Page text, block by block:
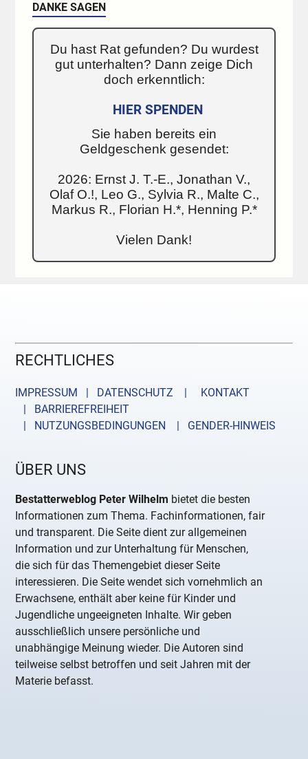
DANKE SAGEN
Du hast Rat gefunden? Du wurdest
gut unterhalten? Dann zeige Dich
doch erkenntlich:
HIER SPENDEN
Sie haben bereits ein
Geldgeschenk gesendet:
2026: Ernst J. T.-E., Jonathan V.,
Olaf O.!, Leo G., Sylvia R., Malte C.,
Markus R., Florian H.*, Henning P.*
Vielen Dank!
RECHTLICHES
IMPRESSUM | DATENSCHUTZ |
KONTAKT
| BARRIEREFREIHEIT
| NUTZUNGSBEDINGUNGEN
| GENDER-HINWEIS
ÜBER UNS
Bestatterweblog Peter Wilhelm bietet die besten
Informationen zum Thema. Fachinformationen, fair
und transparent. Die Seite dient zur allgemeinen
Information und zur Unterhaltung für Menschen,
die sich für das Themengebiet dieser Seite
interessieren. Die Seite wendet sich vornehmlich an
Erwachsene, enthält aber keine für Kinder und
Jugendliche ungeeigneten Inhalte. Wir geben
ausschließlich unsere persönliche und
unabhängige Meinung wieder. Die Autoren sind
teilweise selbst betroffen und seit Jahren mit der
Materie befasst.